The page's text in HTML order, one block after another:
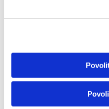
byt?
Klimatizácia do bytu – na
voľba, ktorá však skrýva
V tomto článku vám
vybrať pre váš byt či dom